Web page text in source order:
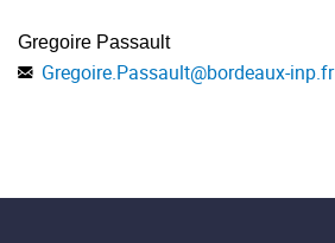
Gregoire Passault
Gregoire.Passault@bordeaux-inp.fr